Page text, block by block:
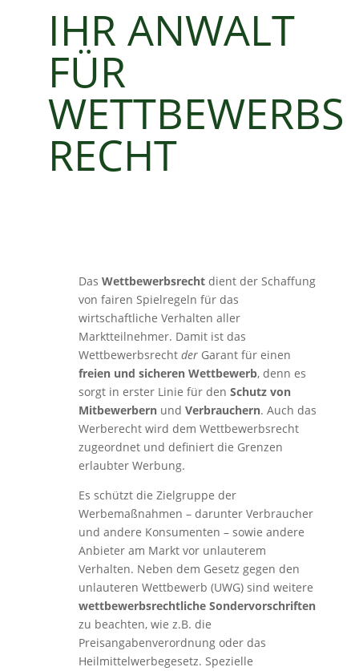
IHR ANWALT
FÜR
WETTBEWERBS
RECHT
Das Wettbewerbsrechtdient der Schaffung
von fairen Spielregeln für das
wirtschaftliche Verhalten aller
Marktteilnehmer. Damit ist das
Wettbewerbsrecht derGarant für einen
freien und sicheren Wettbewerb, denn es
sorgt in erster Linie für den Schutz von
Mitbewerbernund Verbrauchern. Auch das
Werberecht wird dem Wettbewerbsrecht
zugeordnet und definiert die Grenzen
erlaubter Werbung.
Es schützt die Zielgruppe der
Werbemaßnahmen – darunter Verbraucher
und andere Konsumenten – sowie andere
Anbieter am Markt vor unlauterem
Verhalten. Neben dem Gesetz gegen den
unlauteren Wettbewerb (UWG) sind weitere
wettbewerbsrechtliche Sondervorschriften
zu beachten, wie z.B. die
Preisangabenverordnung oder das
Heilmittelwerbegesetz. Spezielle